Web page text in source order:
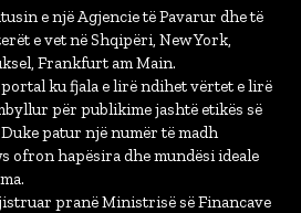
e një Agjencie të Pavarur dhe të
e vet në Shqipëri, New York,
Frankfurt am Main.
ku fjala e lirë ndihet vërtet e lirë
për publikime jashtë etikës së
patur një numër të madh
ofron hapësira dhe mundësi ideale
pranë Ministrisë së Financave